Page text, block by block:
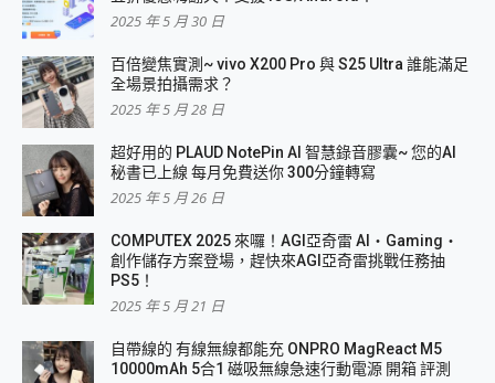
2025 年 5 月 30 日
百倍變焦實測~ vivo X200 Pro 與 S25 Ultra 誰能滿足
全場景拍攝需求？
2025 年 5 月 28 日
超好用的 PLAUD NotePin AI 智慧錄音膠囊~ 您的AI
秘書已上線 每月免費送你 300分鐘轉寫
2025 年 5 月 26 日
COMPUTEX 2025 來囉！AGI亞奇雷 AI・Gaming・
創作儲存方案登場，趕快來AGI亞奇雷挑戰任務抽
PS5！
2025 年 5 月 21 日
自帶線的 有線無線都能充 ONPRO MagReact M5
10000mAh 5合1 磁吸無線急速行動電源 開箱 評測